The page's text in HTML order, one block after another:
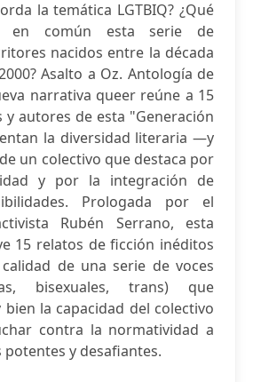
la temática LGTBIQ? ¿Qué
en común esta serie de
nacidos entre la década
Asalto a Oz. Antología de
narrativa queer reúne a 15
y autores de esta "Generación
la diversidad literaria —y
un colectivo que destaca por
y por la integración de
Prologada por el
Rubén Serrano, esta
15 relatos de ficción inéditos
de una serie de voces
bisexuales, trans) que
la capacidad del colectivo
contra la normatividad a
y desafiantes.